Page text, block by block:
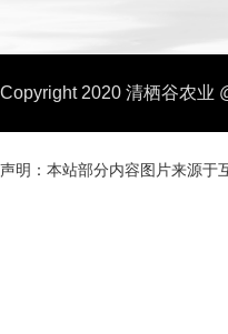
Copyright 2020 清栖谷农业
声明：本站部分内容图片来源于